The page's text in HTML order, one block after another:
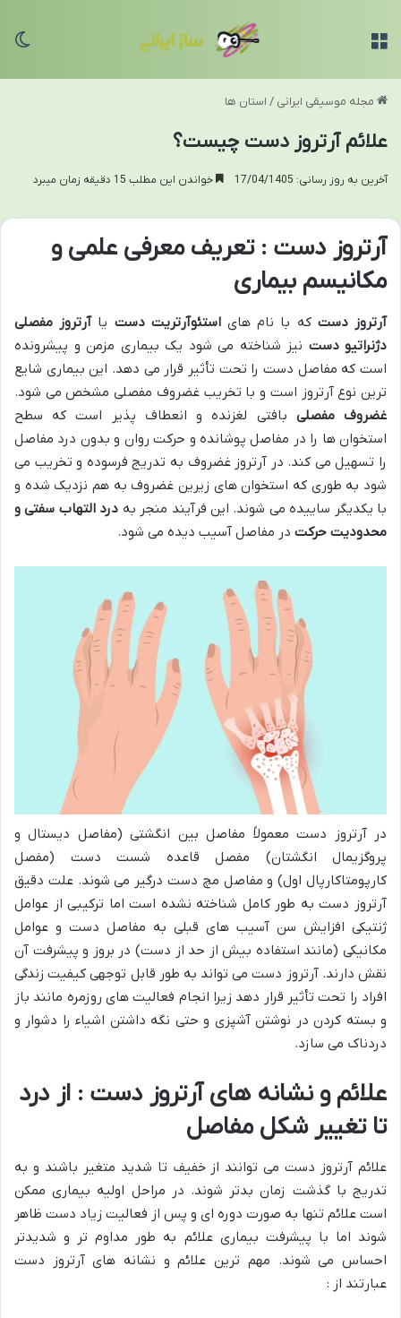
مجله موسیقی ایرانی / استان ها
علائم آرتروز دست چیست؟
آخرین به روز رسانی: 17/04/1405 خواندن این مطلب 15 دقیقه زمان میبرد
آرتروز دست : تعریف معرفی علمی و
مکانیسم بیماری
آرتروز دست که با نام هایاستئوآرتریت دست یاآرتروز مفصلی
دژنراتیو دست نیز شناخته می شود یک بیماری مزمن و پیشرونده
است که مفاصل دست را تحت تأثیر قرار می دهد. این بیماری شایع
ترین نوع آرتروز است و با تخریب غضروف مفصلی مشخص می شود.
غضروف مفصلی بافتی لغزنده و انعطاف پذیر است که سطح
استخوان ها را در مفاصل پوشانده و حرکت روان و بدون درد مفاصل
را تسهیل می کند. در آرتروز غضروف به تدریج فرسوده و تخریب می
شود به طوری که استخوان های زیرین غضروف به هم نزدیک شده و
با یکدیگر ساییده می شوند. این فرآیند منجر به درد التهاب سفتی و
محدودیت حرکت در مفاصل آسیب دیده می شود.
در آرتروز دست معمولاً مفاصل بین انگشتی (مفاصل دیستال و
پروگزیمال انگشتان) مفصل قاعده شست دست (مفصل
کارپومتاکارپال اول) و مفاصل مچ دست درگیر می شوند. علت دقیق
آرتروز دست به طور کامل شناخته نشده است اما ترکیبی از عوامل
ژنتیکی افزایش سن آسیب های قبلی به مفاصل دست و عوامل
مکانیکی (مانند استفاده بیش از حد از دست) در بروز و پیشرفت آن
نقش دارند. آرتروز دست می تواند به طور قابل توجهی کیفیت زندگی
افراد را تحت تأثیر قرار دهد زیرا انجام فعالیت های روزمره مانند باز
و بسته کردن در نوشتن آشپزی و حتی نگه داشتن اشیاء را دشوار و
دردناک می سازد.
علائم و نشانه های آرتروز دست : از درد
تا تغییر شکل مفاصل
علائم آرتروز دست می توانند از خفیف تا شدید متغیر باشند و به
تدریج با گذشت زمان بدتر شوند. در مراحل اولیه بیماری ممکن
است علائم تنها به صورت دوره ای و پس از فعالیت زیاد دست ظاهر
شوند اما با پیشرفت بیماری علائم به طور مداوم تر و شدیدتر
احساس می شوند. مهم ترین علائم و نشانه های آرتروز دست
عبارتند از :